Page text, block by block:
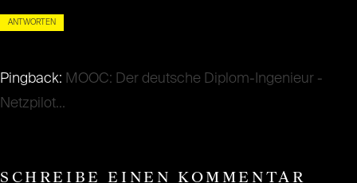
ANTWORTEN
Pingback: MOOC: Der deutsche Diplom-Ingenieur -
Netzpilot...
SCHREIBE EINEN KOMMENTAR